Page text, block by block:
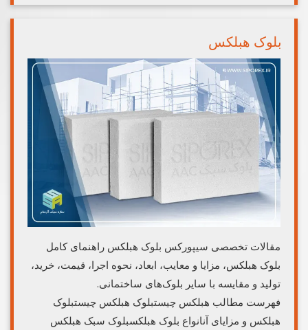
بلوک هبلکس
مقالات تخصصی سیپورکس بلوک هبلکس راهنمای کامل
بلوک هبلکس، مزایا و معایب، ابعاد، نحوه اجرا، قیمت، خرید،
تولید و مقایسه با سایر بلوک‌های ساختمانی.
فهرست مطالب هبلکس چیستبلوک هبلکس چیستبلوک
هبلکس و مزایای آنانواع بلوک هبلکسبلوک سبک هبلکس